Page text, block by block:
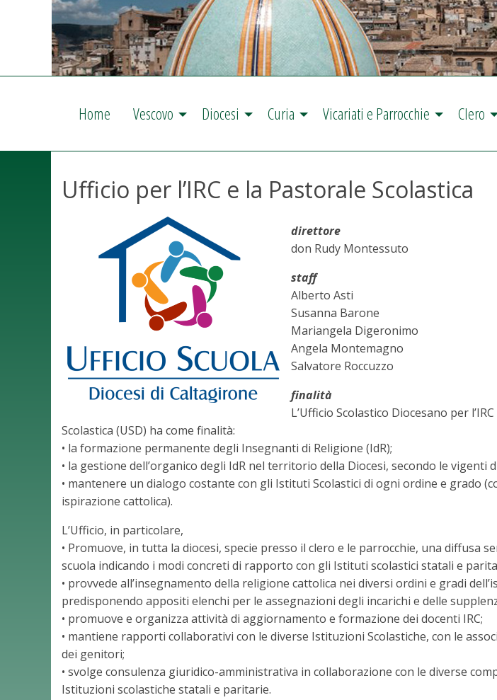
Home Vescovo Diocesi Curia Vicariati e Parrocchie Clero
Ufficio per l’IRC e la Pastorale Scolastica
direttore
don Rudy Montessuto
staff
Alberto Asti
Susanna Barone
Mariangela Digeronimo
Angela Montemagno
Salvatore Roccuzzo
finalità
L’Ufficio Scolastico Diocesano per
Scolastica (USD) ha come finalità:
• la formazione permanente degli Insegnanti di Religione (IdR);
• la gestione dell’organico degli IdR nel territorio della Diocesi, secondo le vigenti
• mantenere un dialogo costante con gli Istituti Scolastici di ogni ordine e grado
ispirazione cattolica).
L’Ufficio, in particolare,
• Promuove, in tutta la diocesi, specie presso il clero e le parrocchie, una diffusa
scuola indicando i modi concreti di rapporto con gli Istituti scolastici statali e
• provvede all’insegnamento della religione cattolica nei diversi ordini e gradi
predisponendo appositi elenchi per le assegnazioni degli incarichi e delle
• promuove e organizza attività di aggiornamento e formazione dei docenti IRC;
• mantiene rapporti collaborativi con le diverse Istituzioni Scolastiche, con le
dei genitori;
• svolge consulenza giuridico-amministrativa in collaborazione con le diverse
Istituzioni scolastiche statali e paritarie.